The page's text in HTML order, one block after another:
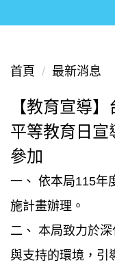
首頁 最新消息
【教育宣導
平等教育日宣
參加
一、 依本局115年
施計畫辦理。
二、 本局致力於
與支持的環境，引